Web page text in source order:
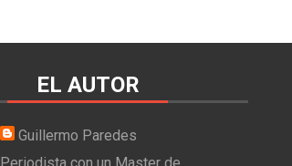
EL AUTOR
Guillermo Paredes